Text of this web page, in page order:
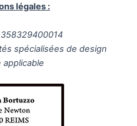
légales :
spécialisées de design
applicable